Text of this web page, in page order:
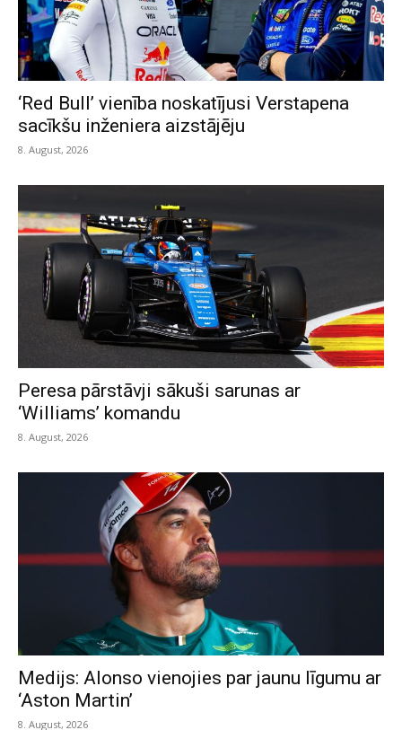
‘Red Bull’ vienība noskatījusi Verstapena
sacīkšu inženiera aizstājēju
8. August, 2026
Peresa pārstāvji sākuši sarunas ar
‘Williams’ komandu
8. August, 2026
Medijs: Alonso vienojies par jaunu līgumu ar
‘Aston Martin’
8. August, 2026